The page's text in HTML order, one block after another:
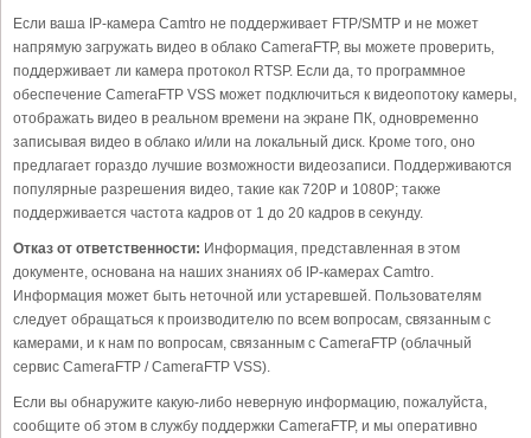
Если ваша IP-камера Camtro не поддерживает FTP/SMTP и не может
напрямую загружать видео в облако CameraFTP, вы можете проверить,
поддерживает ли камера протокол RTSP. Если да, то программное
обеспечение CameraFTP VSS может подключиться к видеопотоку камеры,
отображать видео в реальном времени на экране ПК, одновременно
записывая видео в облако и/или на локальный диск. Кроме того, оно
предлагает гораздо лучшие возможности видеозаписи. Поддерживаются
популярные разрешения видео, такие как 720P и 1080P; также
поддерживается частота кадров от 1 до 20 кадров в секунду.
Отказ от ответственности: Информация, представленная в этом
документе, основана на наших знаниях об IP-камерах Camtro.
Информация может быть неточной или устаревшей. Пользователям
следует обращаться к производителю по всем вопросам, связанным с
камерами, и к нам по вопросам, связанным с CameraFTP (облачный
сервис CameraFTP / CameraFTP VSS).
Если вы обнаружите какую-либо неверную информацию, пожалуйста,
сообщите об этом в службу поддержки CameraFTP, и мы оперативно